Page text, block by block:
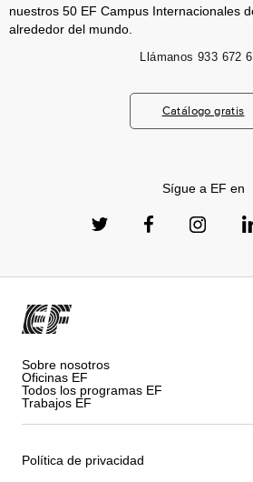
nuestros 50 EF Campus Internacionales
alrededor del mundo.
Llámanos 933 672
Catálogo gratis
Sígue a EF en
Sobre nosotros
Oficinas EF
Todos los programas EF
Trabajos EF
Política de privacidad